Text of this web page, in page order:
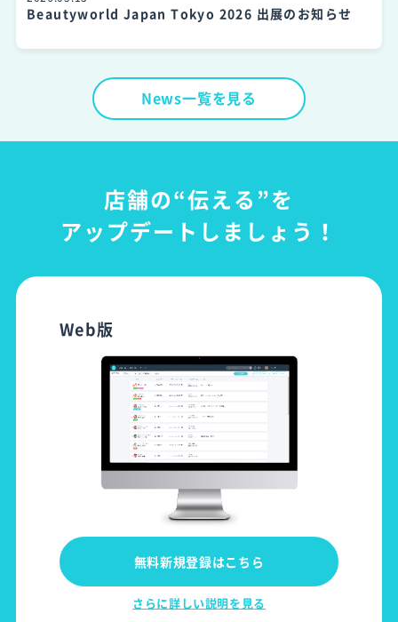
Beautyworld Japan Tokyo 2026 出展のお知らせ
News一覧を見る
店舗の“伝える”を
アップデートしましょう！
Web版
無料新規登録はこちら
さらに詳しい説明を見る